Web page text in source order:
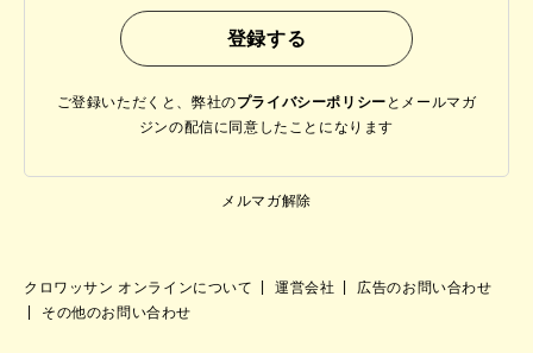
ご登録いただくと、弊社のプライバシーポリシー と メールマガ
ジンの配信に同意したことになります
メルマガ解除
クロワッサン オンラインについて 運営会社
広告のお問い合わせ
その他のお問い合わせ